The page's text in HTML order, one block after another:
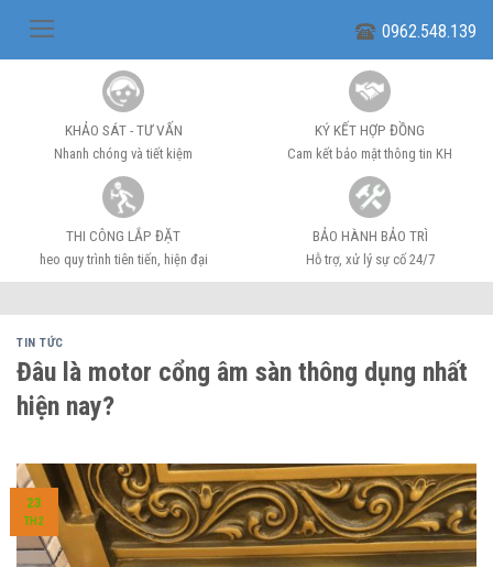
0962.548.139
KHẢO SÁT - TƯ VẤN
Nhanh chóng và tiết kiệm
KÝ KẾT HỢP ĐỒNG
Cam kết bảo mật thông tin KH
THI CÔNG LẮP ĐẶT
heo quy trình tiên tiến, hiện đại
BẢO HÀNH BẢO TRÌ
Hỗ trợ, xử lý sự cố 24/7
TIN TỨC
Đâu là motor cổng âm sàn thông dụng nhất
hiện nay?
23
TH2